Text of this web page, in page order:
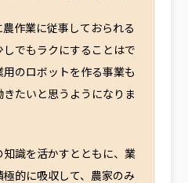
作業に従事しておられる
でもラクにすることはで
のロボットを作る事業も
たいと思うようになりま
識を活かすとともに、業
的に吸収して、農家のみ